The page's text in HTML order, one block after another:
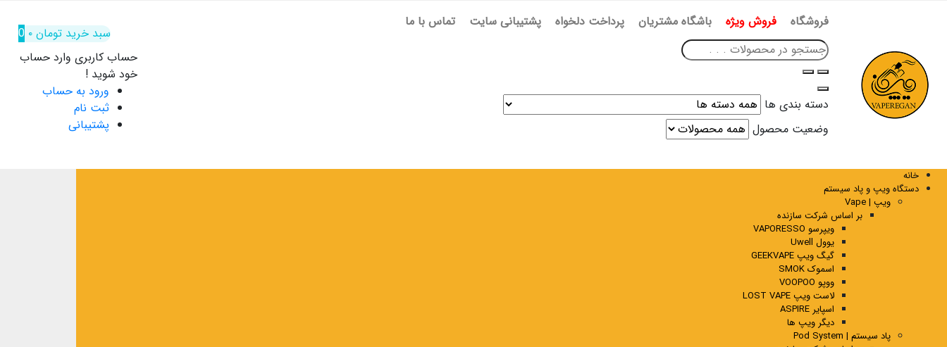
فروشگاه فروش ویژه باشگاه مشتریان پرداخت دلخواه پشتیبانی سایت تماس با ما
دسته بندی ها
وضعیت محصول
سبد خرید تومان۰
0
حساب کاربری وارد حساب
خود شوید !
ورود به حساب
ثبت نام
پشتیبانی
خانه
دستگاه ویپ و پاد سیستم
ویپ | Vape
بر اساس شرکت سازنده
ویپرسو VAPORESSO
یوول Uwell
گیگ ویپ GEEKVAPE
اسموک SMOK
ووپو VOOPOO
لاست ویپ LOST VAPE
اسپایر ASPIRE
دیگر ویپ ها
پاد سیستم | Pod System